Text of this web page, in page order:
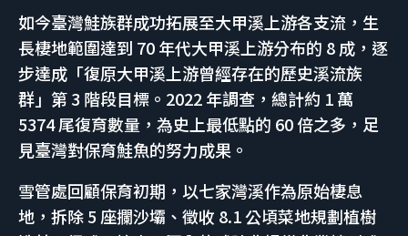
如今臺灣鮭族群成功拓展至大甲溪上游各支流，生
長棲地範圍達到 70 年代大甲溪上游分布的 8 成，逐
步達成「復原大甲溪上游曾經存在的歷史溪流族
群」第 3 階段目標。2022 年調查，總計約 1 萬
5374 尾復育數量，為史上最低點的 60 倍之多，足
見臺灣對保育鮭魚的努力成果。
雪管處回顧保育初期，以七家灣溪作為原始棲息
地，拆除 5 座攔沙壩、徵收 8.1 公頃菜地規劃植樹